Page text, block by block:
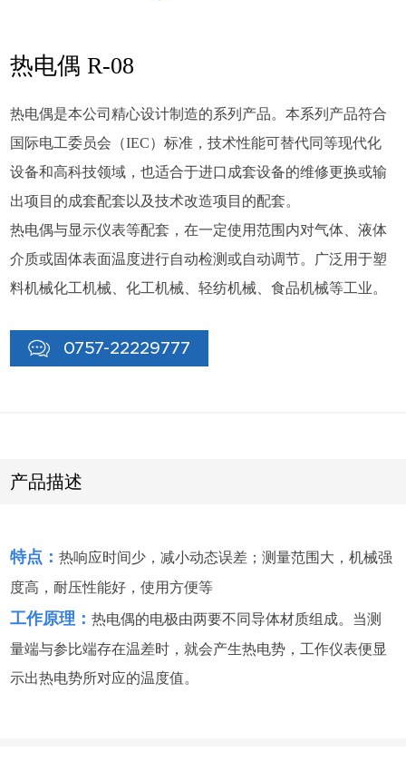
热电偶 R-08
热电偶是本公司精心设计制造的系列产品。本系列产品符合
国际电工委员会（IEC）标准，技术性能可替代同等现代化
设备和高科技领域，也适合于进口成套设备的维修更换或输
出项目的成套配套以及技术改造项目的配套。
热电偶与显示仪表等配套，在一定使用范围内对气体、液体
介质或固体表面温度进行自动检测或自动调节。广泛用于塑
料机械化工机械、化工机械、轻纺机械、食品机械等工业。
0757-22229777
产品描述
特点：热响应时间少，减小动态误差；测量范围大，机械强
度高，耐压性能好，使用方便等
工作原理：热电偶的电极由两要不同导体材质组成。当测
量端与参比端存在温差时，就会产生热电势，工作仪表便显
示出热电势所对应的温度值。